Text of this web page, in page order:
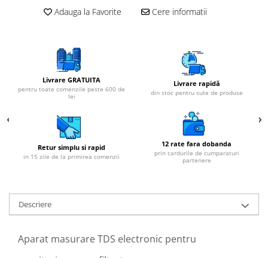
Adauga la Favorite Cere informatii
Livrare GRATUITA
pentru toate comenzile peste 600 de
lei
Livrare rapidă
din stoc pentru sute de produse
Retur simplu si rapid
in 15 zile de la primirea comenzii
12 rate fara dobanda
prin cardurile de cumparaturi
partenere
Descriere
Aparat masurare TDS electronic pentru